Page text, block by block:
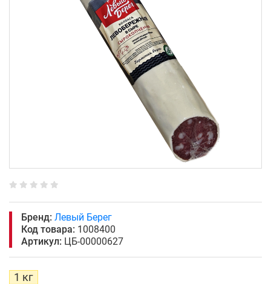
Бренд: Левый Берег
Код товара: 1008400
Артикул: ЦБ-00000627
1 кг